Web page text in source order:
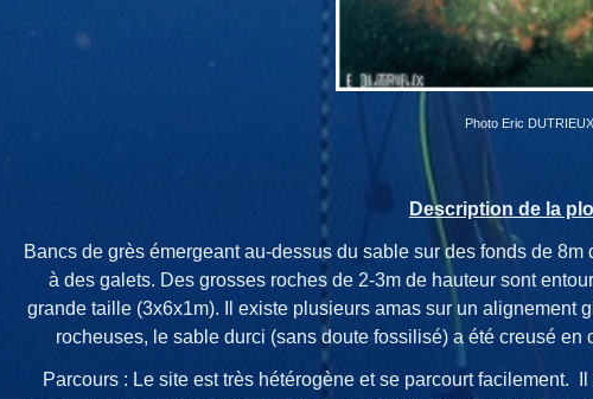
Photo Eric DUTRIEUX
Description de la
Bancs de grès émergeant au-dessus du sable sur des fonds de
à des galets. Des grosses roches de 2-3m de hauteur sont
grande taille (3x6x1m). Il existe plusieurs amas sur un alignement
rocheuses, le sable durci (sans doute fossilisé) a été creusé
Parcours : Le site est très hétérogène et se parcourt facilement.